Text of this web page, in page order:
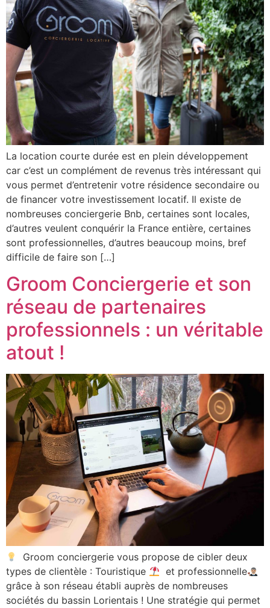
La location courte durée est en plein développement
car c’est un complément de revenus très intéressant qui
vous permet d’entretenir votre résidence secondaire ou
de financer votre investissement locatif. Il existe de
nombreuses conciergerie Bnb, certaines sont locales,
d’autres veulent conquérir la France entière, certaines
sont professionnelles, d’autres beaucoup moins, bref
difficile de faire son […]
Groom Conciergerie et son
réseau de partenaires
professionnels : un véritable
atout !
Groom conciergerie vous propose de cibler deux
types de clientèle : Touristique
et professionnelle
grâce à son réseau établi auprès de nombreuses
sociétés du bassin Lorientais ! Une stratégie qui permet